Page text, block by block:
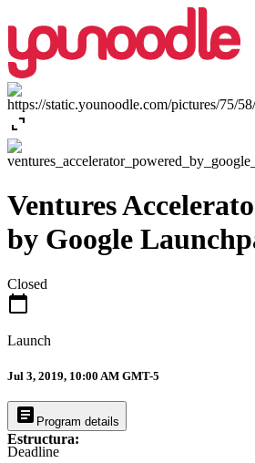
expand_content
Ventures
by Google
Closed
calendar_today
Launch
Jul 3, 2019, 10:00 AM GMT-5
calendar_today
Deadline
article Program details
Estructura: